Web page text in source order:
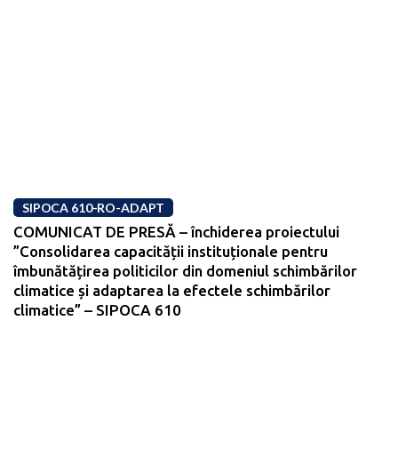
SIPOCA 610-RO-ADAPT
COMUNICAT DE PRESĂ – închiderea proiectului
”Consolidarea capacității instituționale pentru
îmbunătățirea politicilor din domeniul schimbărilor
climatice și adaptarea la efectele schimbărilor
climatice” – SIPOCA 610